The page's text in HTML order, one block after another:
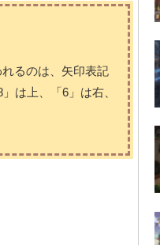
るのは、矢印表記
は上、「6」は右、